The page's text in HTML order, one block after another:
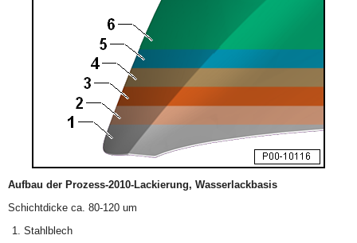
Aufbau der Prozess-2010-Lackierung, Wasserlackbasis
Schichtdicke ca. 80-120 um
Stahlblech